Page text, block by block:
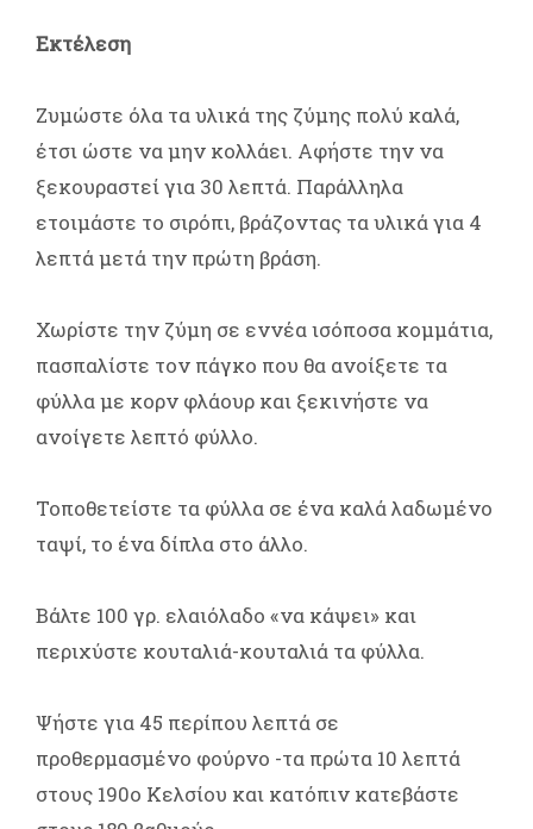
Εκτέλεση
Ζυμώστε όλα τα υλικά της ζύμης πολύ καλά,
έτσι ώστε να μην κολλάει. Αφήστε την να
ξεκουραστεί για 30 λεπτά. Παράλληλα
ετοιμάστε το σιρόπι, βράζοντας τα υλικά για 4
λεπτά μετά την πρώτη βράση.
Χωρίστε την ζύμη σε εννέα ισόποσα κομμάτια,
πασπαλίστε τον πάγκο που θα ανοίξετε τα
φύλλα με κορν φλάουρ και ξεκινήστε να
ανοίγετε λεπτό φύλλο.
Τοποθετείστε τα φύλλα σε ένα καλά λαδωμένο
ταψί, το ένα δίπλα στο άλλο.
Βάλτε 100 γρ. ελαιόλαδο «να κάψει» και
περιχύστε κουταλιά-κουταλιά τα φύλλα.
Ψήστε για 45 περίπου λεπτά σε
προθερμασμένο φούρνο -τα πρώτα 10 λεπτά
στους 190ο Κελσίου και κατόπιν κατεβάστε